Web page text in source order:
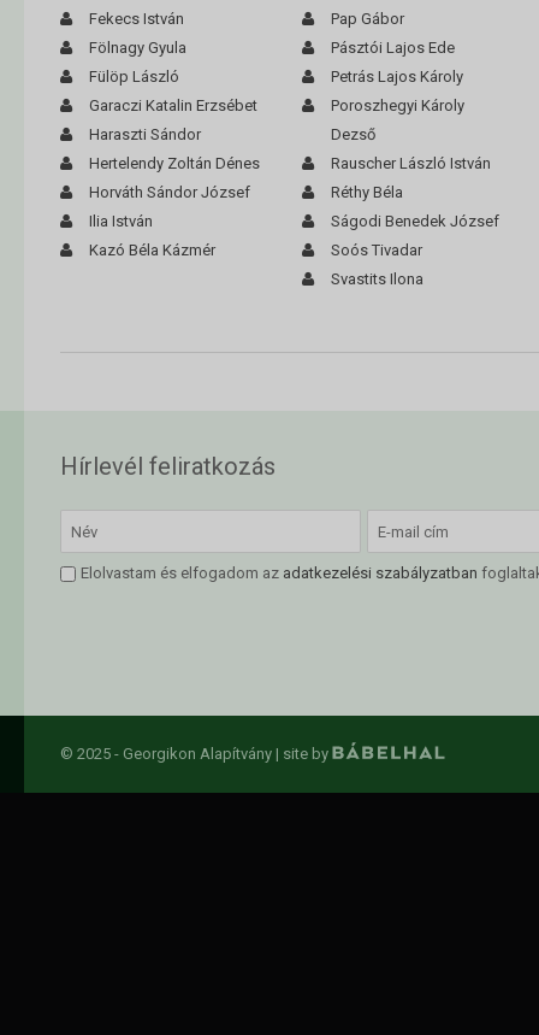
Fekecs István
Fölnagy Gyula
Fülöp László
Garaczi Katalin Erzsébet
Haraszti Sándor
Hertelendy Zoltán Dénes
Horváth Sándor József
Ilia István
Kazó Béla Kázmér
Pap Gábor
Pásztói Lajos Ede
Petrás Lajos Károly
Poroszhegyi Károly
Dezső
Rauscher László István
Réthy Béla
Ságodi Benedek József
Soós Tivadar
Svastits Ilona
Hírlevél feliratkozás
Elolvastam és elfogadom az adatkezelési szabályzatban
© 2025 - Georgikon Alapítvány | site by